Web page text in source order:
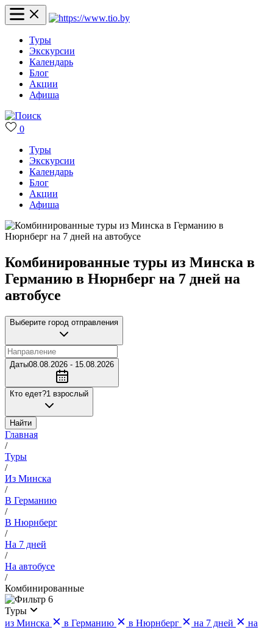
Туры
Экскурсии
Календарь
Блог
Акции
Афиша
0
Туры
Экскурсии
Календарь
Блог
Акции
Афиша
Комбинированные туры из Минска в
Германию в Нюрнберг на 7 дней на
автобусе
Выберите город отправления
Даты08.08.2026 - 15.08.2026
Кто едет?1 взрослый
Найти
Главная
/
Туры
/
Из Минска
/
В Германию
/
В Нюрнберг
/
На 7 дней
/
На автобусе
/
Комбинированные
6
Туры
из Минска
в Германию в Нюрнберг на 7 дней
на